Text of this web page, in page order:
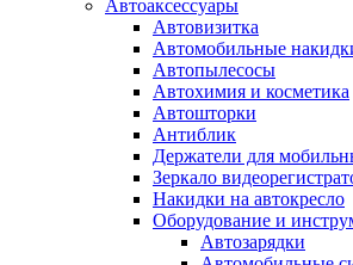
Автоаксессуары
Автовизитка
Автомобильные
Автопылесосы
Автохимия и косметика
Автошторки
Антиблик
Держатели для
Зеркало
Накидки на автокресло
Оборудование и
Автозарядки